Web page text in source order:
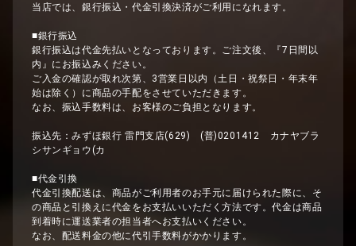
当店では、銀行振込・代金引換決済がご利用になれます。
■銀行振込
銀行振込は代金先払いとなっております。ご注文後、『7日間以
内』にお振込みください。
ご入金の確認が取れ次第、3営業日以内（土日・祝祭日・年末年
始は除く）に商品の手配をさせていただきます。
なお、振込手数料は、お客様のご負担となります。
振込先：みずほ銀行 雷門支店(629) (普)0201412 カナヤブラ
シサンギョウ(カ
■代金引換
代金引換配送は、商品がご利用者のお手元に届けられた際に、そ
の商品と引換えに代金をお支払いいただく方法です。代金は商品
到着時に運送業者の担当者へお支払いください。
なお、配送料金の他に代引手数料がかかります。